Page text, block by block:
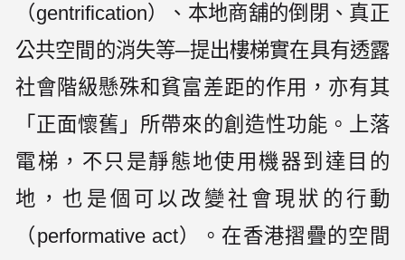
（gentrification）、本地商舖的倒閉、真正
公共空間的消失等─提出樓梯實在具有透露
社會階級懸殊和貧富差距的作用，亦有其
「正面懷舊」所帶來的創造性功能。上落
電梯，不只是靜態地使用機器到達目的
地，也是個可以改變社會現狀的行動
（performative act）。在香港摺疊的空間